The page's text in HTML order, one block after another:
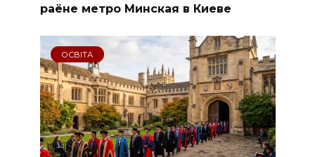
раёне метро Минская в Киеве
ОСВІТА